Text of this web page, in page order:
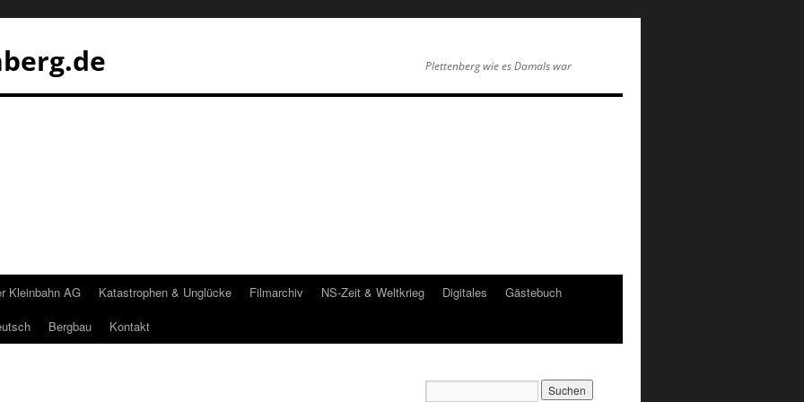
Plettenberg wie es Damals war
Kleinbahn AG Katastrophen & Unglücke Filmarchiv NS-Zeit & Weltkrieg Digitales
Gästebuch
Bergbau Kontakt